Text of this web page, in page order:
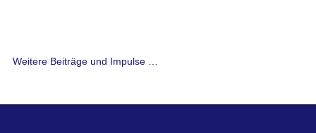
Weitere Beiträge und Impulse …